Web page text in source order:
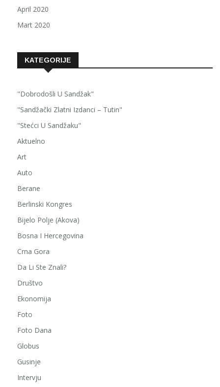
April 2020
Mart 2020
KATEGORIJE
"Dobrodošli U Sandžak"
"Sandžački Zlatni Izdanci – Tutin"
"Stećci U Sandžaku"
Aktuelno
Art
Auto
Berane
Berlinski Kongres
Bijelo Polje (Akova)
Bosna I Hercegovina
Crna Gora
Da Li Ste Znali?
Društvo
Ekonomija
Foto
Foto Dana
Globus
Gusinje
Intervju